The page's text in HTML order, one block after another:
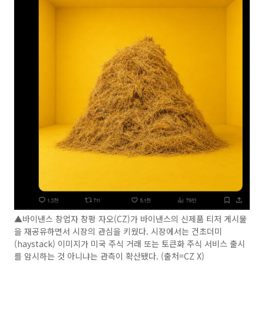
▲바이낸스 창업자 창펑 자오(CZ)가 바이낸스의 신제품 티저 게시물
을 재공유하면서 시장의 관심을 키웠다. 시장에서는 건초더미
(haystack) 이미지가 미국 주식 거래 또는 토큰화 주식 서비스 출시
를 암시하는 것 아니냐는 관측이 확산됐다. (출처=CZ X)